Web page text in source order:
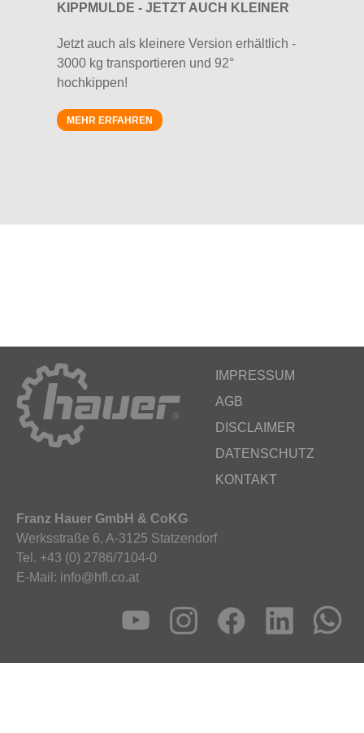
KIPPMULDE - JETZT AUCH KLEINER
Jetzt auch als kleinere Version erhältlich -
3000 kg transportieren und 92°
hochkippen!
MEHR ERFAHREN
IMPRESSUM
AGB
DISCLAIMER
DATENSCHUTZ
KONTAKT
Franz Hauer GmbH & CoKG
Werksstraße 6, A-3125 Statzendorf
Tel. +43 (0) 2786/7104-0
E-Mail: info@hfl.co.at